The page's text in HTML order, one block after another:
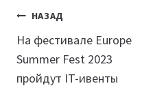
Навигация
по
записям
НАЗАД
На фестивале Europe
Summer Fest 2023
пройдут IT-ивенты